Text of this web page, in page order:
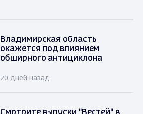
Владимирская область
окажется под влиянием
обширного антициклона
20 дней назад
Смотрите выпуски "Вестей" в